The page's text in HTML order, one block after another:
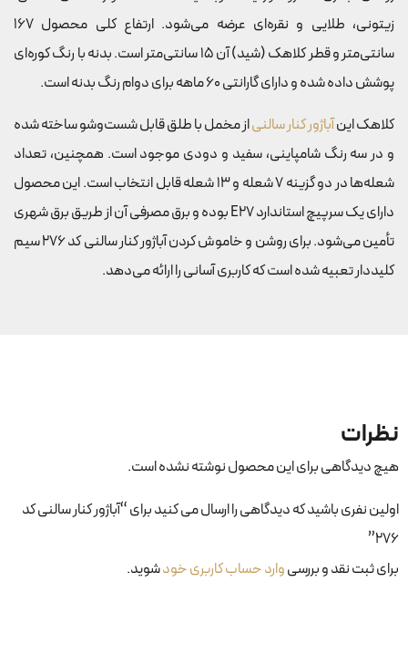
زیتونی، طلایی و نقره‌ای عرضه می‌شود. ارتفاع کلی محصول 167
سانتی‌متر و قطر کلاهک (شید) آن 15 سانتی‌متر است. بدنه با رنگ کوره‌ای
پوشش داده شده و دارای گارانتی 60 ماهه برای دوام رنگ بدنه است.
کلاهک اینآباژور کنار سالنیاز مخمل با طلق قابل شست‌وشو ساخته شده
و در سه رنگ شامپاینی، سفید و دودی موجود است. همچنین، تعداد
شعله‌ها در دو گزینه 7 شعله و 13 شعله قابل انتخاب است. این محصول
دارای یک سرپیچ استاندارد E27 بوده و برق مصرفی آن از طریق برق شهری
تأمین می‌شود. برای روشن و خاموش کردن آباژور کنار سالنی کد 276 سیم
کلیددار تعبیه شده است که کاربری آسانی را ارائه می‌دهد.
نظرات
هیچ دیدگاهی برای این محصول نوشته نشده است.
اولین نفری باشید که دیدگاهی را ارسال می کنید برای “آباژور کنار سالنی کد
۲۷۶”
برای ثبت نقد و بررسیوارد حساب کاربری خودشوید.